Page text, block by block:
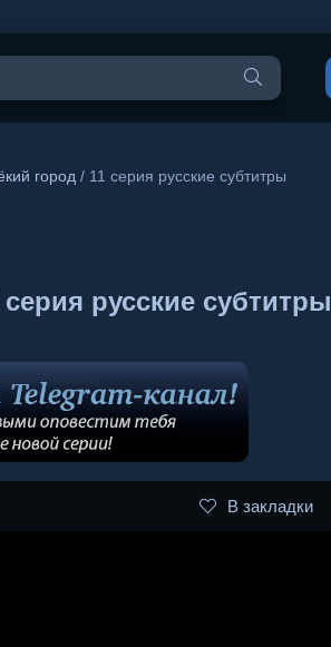
город / 11 серия русские субтитры
русские субтитры
В закладки